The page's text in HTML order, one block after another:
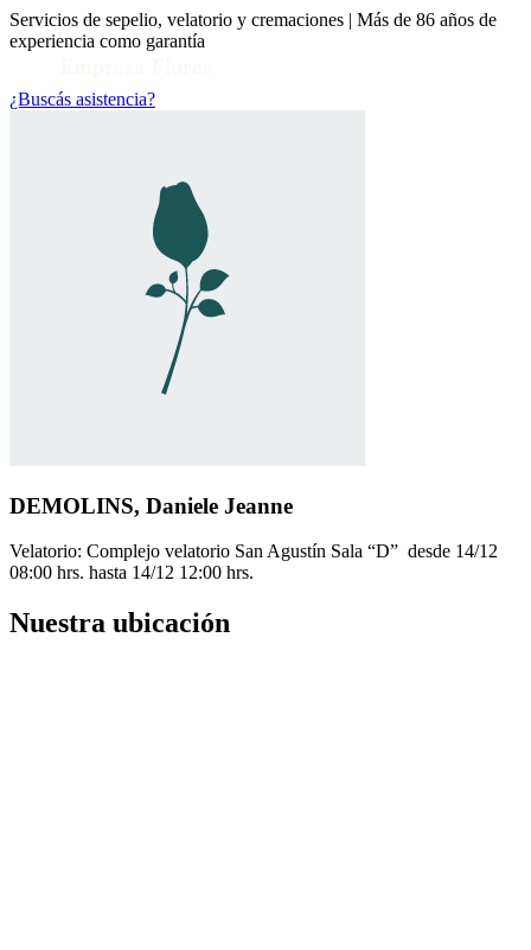
Servicios de sepelio, velatorio y cremaciones | Más de 86 años de
experiencia como garantía
¿Buscás asistencia?
DEMOLINS, Daniele Jeanne
Velatorio: Complejo velatorio San Agustín Sala “D” desde 14/12
08:00 hrs. hasta 14/12 12:00 hrs.
Nuestra ubicación